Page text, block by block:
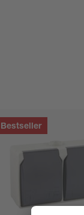
Bestseller